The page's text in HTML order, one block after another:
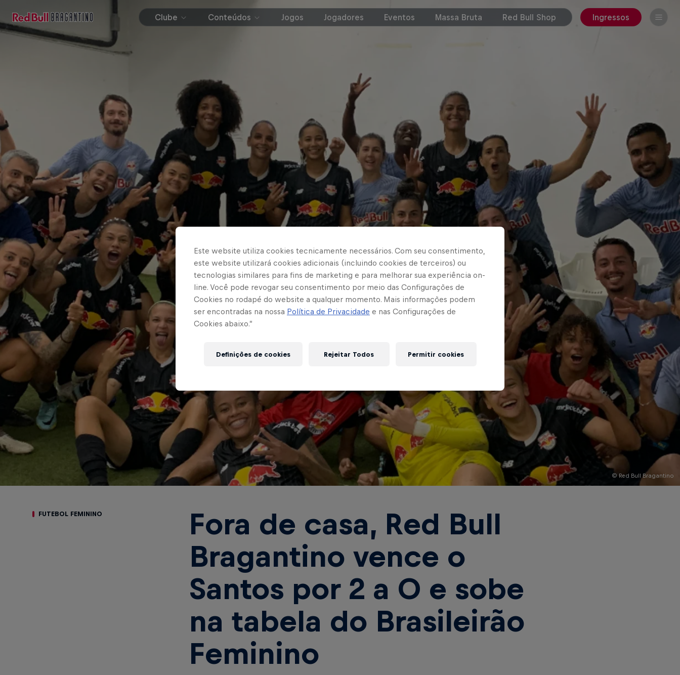
Clube Conteúdos Jogos Jogadores Eventos Massa Bruta Red Bull Shop Ingressos
© Red Bull Bragantino
FUTEBOL FEMININO
Fora de casa, Red Bull
Bragantino vence o
Santos por 2 a 0 e sobe
na tabela do Brasileirão
Feminino
Este website utiliza cookies tecnicamente necessários. Com seu consentimento,
este website utilizará cookies adicionais (incluindo cookies de terceiros) ou
tecnologias similares para fins de marketing e para melhorar sua experiência on-
line. Você pode revogar seu consentimento por meio das Configurações de
Cookies no rodapé do website a qualquer momento. Mais informações podem
ser encontradas na nossa Política de Privacidade e nas Configurações de
Cookies abaixo.”
Definições de cookies Rejeitar Todos Permitir cookies